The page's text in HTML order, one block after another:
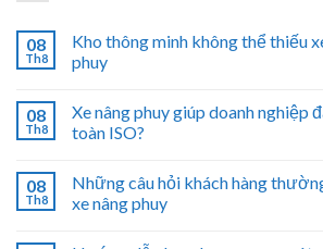
08
Th8
Kho thông minh không thể thiếu
phuy
08
Th8
Xe nâng phuy giúp doanh nghiệp
toàn ISO?
08
Th8
Những câu hỏi khách hàng
xe nâng phuy